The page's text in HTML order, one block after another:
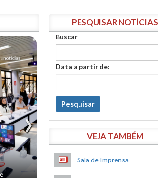
PESQUISAR NOTÍCIAS
Buscar
Data a partir de:
Pesquisar
VEJA TAMBÉM
Sala de Imprensa